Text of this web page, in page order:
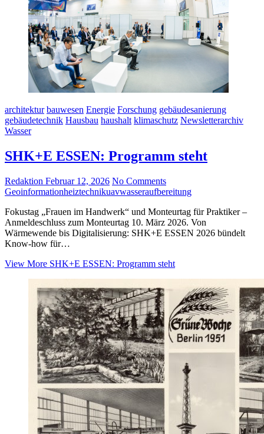
architektur bauwesen Energie Forschung gebäudesanierung
gebäudetechnik Hausbau haushalt klimaschutz Newsletterarchiv
Wasser
SHK+E ESSEN: Programm steht
Redaktion Februar 12, 2026 No Comments
Geoinformationheiztechnikuavwasseraufbereitung
Fokustag „Frauen im Handwerk“ und Monteurtag für Praktiker –
Anmeldeschluss zum Monteurtag 10. März 2026. Von
Wärmewende bis Digitalisierung: SHK+E ESSEN 2026 bündelt
Know-how für…
View More SHK+E ESSEN: Programm steht